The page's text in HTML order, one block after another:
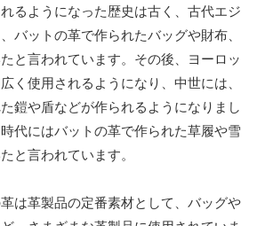
るようになった歴史は古く、古代エジ
バットの革で作られたバッグや財布、
と言われています。その後、ヨーロッ
く使用されるようになり、中世には、
鎧や盾などが作られるようになりまし
代にはバットの革で作られた草履や雪
と言われています。
は革製品の定番素材として、バッグや